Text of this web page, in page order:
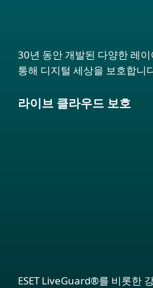
30년 동안 개발된 다양한 레
통해 디지털 세상을 보호합니
라이브 클라우드 보호
ESET LiveGuard®를 비롯한